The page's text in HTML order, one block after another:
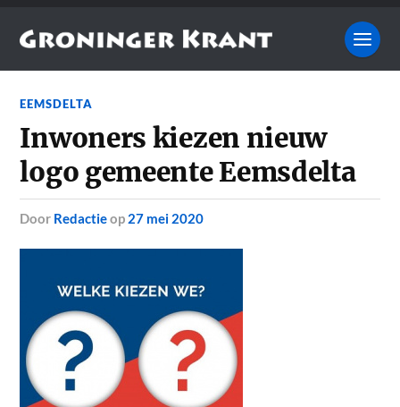
EEMSDELTA
Inwoners kiezen nieuw
logo gemeente Eemsdelta
door Redactieop 27 mei 2020